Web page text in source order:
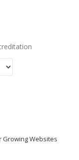
Growing Websites